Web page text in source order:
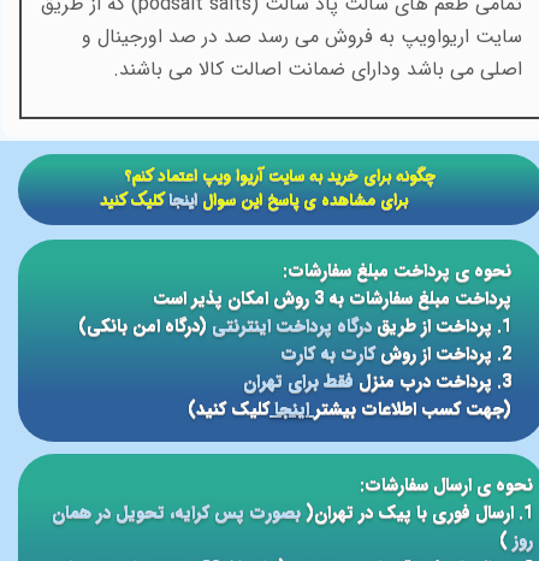
سایت اریواویپ به فروش می رسد صد در صد اورجینال و
اصلی می باشد ودارای ضمانت اصالت کالا می باشند.
نحوه ی پرداخت مبلغ سفارشات:
پرداخت مبلغ سفارشات به 3 روش امکان پذیر است
1. پرداخت از طریق
درگاه پرداخت اینترنتی(درگاه امن بانکی)
2. پرداخت از روش
کارت به کارت
3. پرداخت درب منزل
فقط برای تهران
(جهت کسب اطلاعات بیشتر اینجاکلیک کنید)
نحوه ی ارسال سفارشات:
1. ارسال فوری با پیک در تهران(
بصورت پس کرایه، تحویل در همان
روز)
​​چگونه برای خرید به سایت آریوا ویپ اعتماد کنم؟
برای مشاهده ی پاسخ این سوالاینجاکلیک کنید